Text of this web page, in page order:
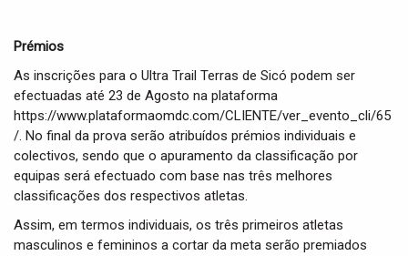
Prémios
As inscrições para o Ultra Trail Terras de Sicó podem ser
efectuadas até 23 de Agosto na plataforma
https://www.plataformaomdc.com/CLIENTE/ver_evento_cli/65
/. No final da prova serão atribuídos prémios individuais e
colectivos, sendo que o apuramento da classificação por
equipas será efectuado com base nas três melhores
classificações dos respectivos atletas.
Assim, em termos individuais, os três primeiros atletas
masculinos e femininos a cortar da meta serão premiados